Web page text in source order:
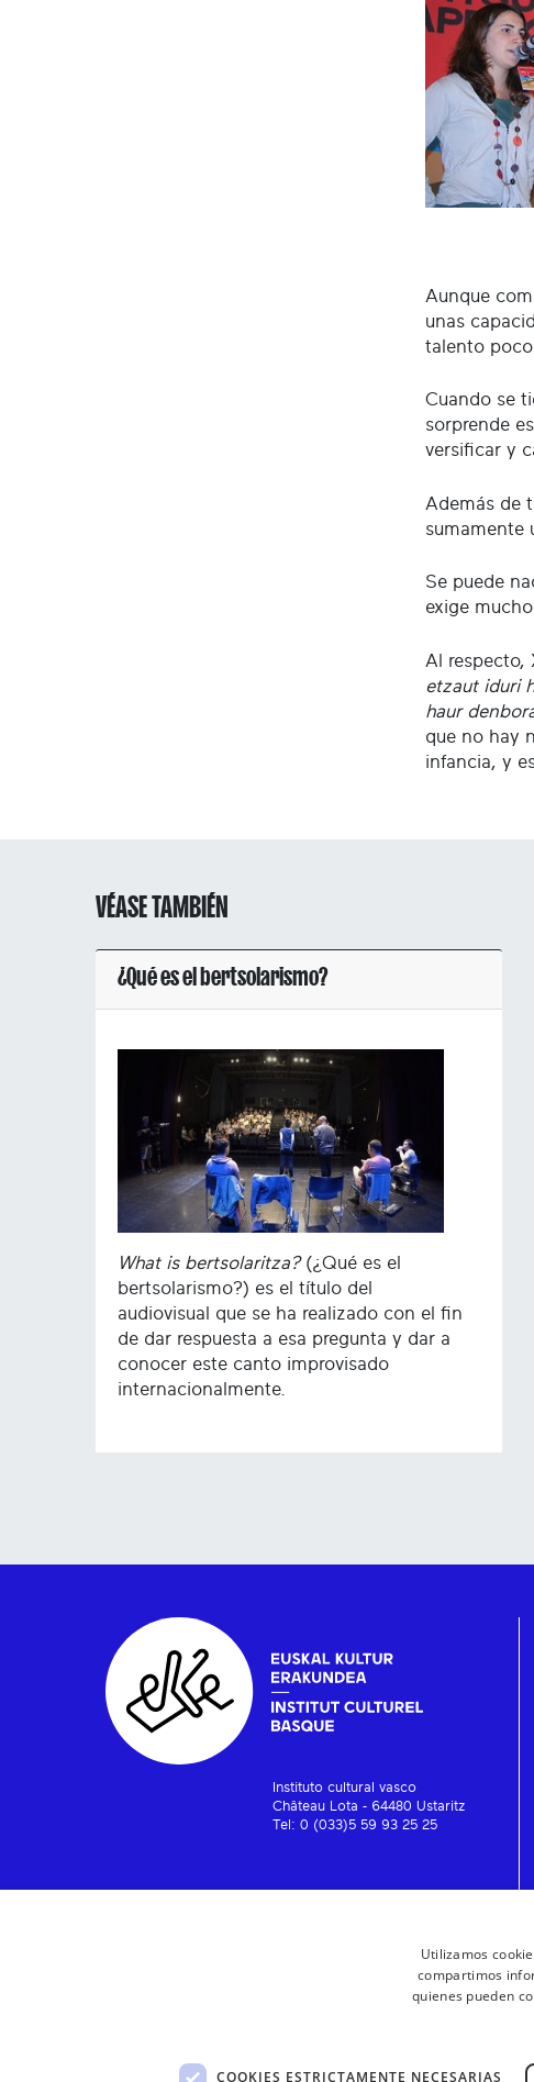
Aunque
unas
talento poco
Cuando se
sorprende
versificar y
Además de
sumamente
Se puede
exige
Al respecto,
etzaut iduri
haur
que no hay
infancia, y
VÉASE TAMBIÉN
¿Qué es el bertsolarismo?
What is bertsolaritza?(¿Qué es el
bertsolarismo?) es el título del
audiovisual que se ha realizado con el fin
de dar respuesta a esa pregunta y dar a
conocer este canto improvisado
internacionalmente.
Instituto cultural vasco
Château Lota - 64480 Ustaritz
Tel: 0 (033)5 59 93 25 25
Utilizamos
compartimos
quienes pueden
COOKIES ESTRICTAMENTE NECESARIAS